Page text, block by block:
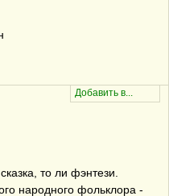
то ли фэнтези.
народного фольклора -